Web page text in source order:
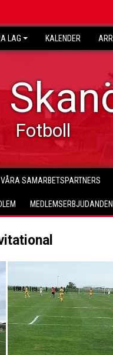
LAG KALENDER
Fotboll
VÅRA SAMARBETSPARTNERS
MEDLEMSERBJUDANDEN